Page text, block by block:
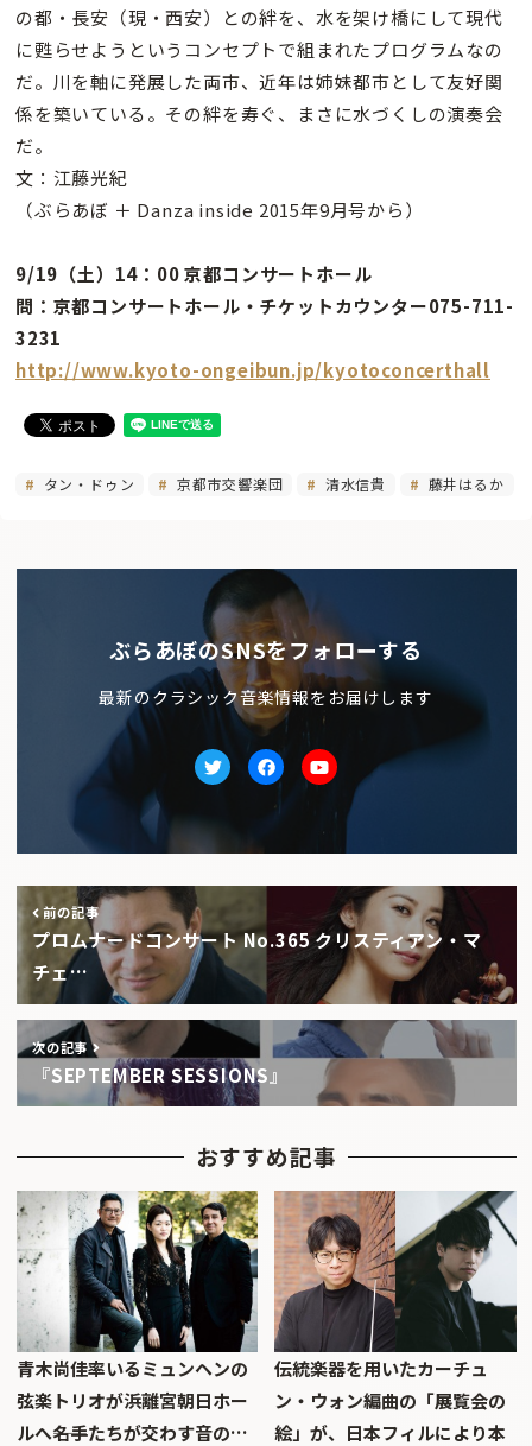
の都・長安（現・西安）との絆を、水を架け橋にして現代
に甦らせようというコンセプトで組まれたプログラムなの
だ。川を軸に発展した両市、近年は姉妹都市として友好関
係を築いている。その絆を寿ぐ、まさに水づくしの演奏会
だ。
文：江藤光紀
（ぶらあぼ ＋ Danza inside 2015年9月号から）
9/19（土）14：00 京都コンサートホール
問：京都コンサートホール・チケットカウンター075-711-
3231
http://www.kyoto-ongeibun.jp/kyotoconcerthall
タン・ドゥン 京都市交響楽団 清水信貴 藤井はるか
ぶらあぼのSNSをフォローする
最新のクラシック音楽情報をお届けします
TwitterfacebookYoutube
前の記事
プロムナードコンサート No.365 クリスティアン・マ
チェ…
次の記事
『SEPTEMBER SESSIONS』
おすすめ記事
青木尚佳率いるミュンヘンの
弦楽トリオが浜離宮朝日ホー
ルへ――名手たちが交わす音の…
伝統楽器を用いたカーチュ
ン・ウォン編曲の「展覧会の
絵」が、日本フィルにより本